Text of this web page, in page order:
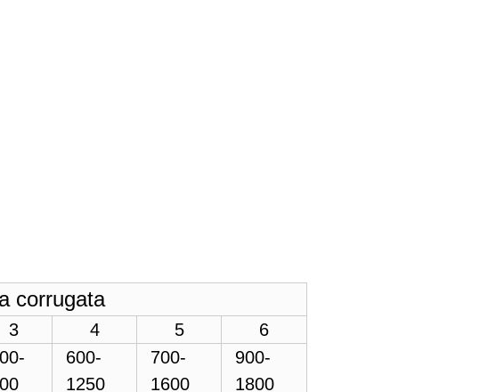
corrugata
3 4 5 6
600-
1250
700-
1600
900-
1800